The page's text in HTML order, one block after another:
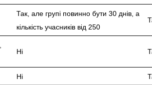
Так, але групі повинно бути 30 днів, а
кількість учасників від 250
Ні
Ні